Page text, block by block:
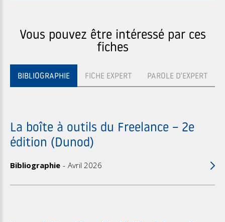
Vous pouvez être intéressé par ces
fiches
BIBLIOGRAPHIE FICHE EXPERT PAROLE D'EXPERT
La boîte à outils du Freelance – 2e
édition (Dunod)
Bibliographie Avril 2026